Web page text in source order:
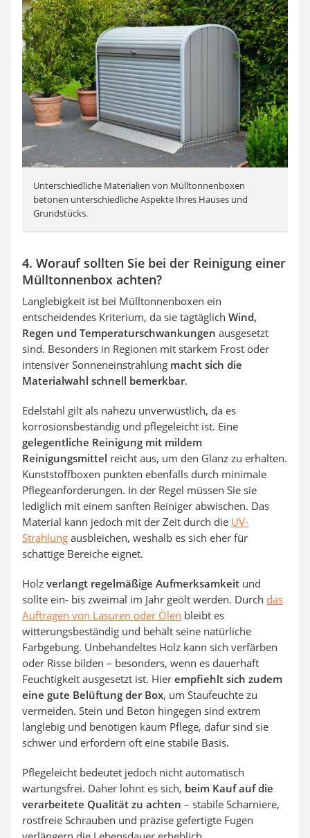
Unterschiedliche Materialien von Mülltonnenboxen
betonen unterschiedliche Aspekte Ihres Hauses und
Grundstücks.
4. Worauf sollten Sie bei der Reinigung einer
Mülltonnenbox achten?
Langlebigkeit ist bei Mülltonnenboxen ein
entscheidendes Kriterium, da sie tagtäglich Wind,
Regen und Temperaturschwankungen ausgesetzt
sind. Besonders in Regionen mit starkem Frost oder
intensiver Sonneneinstrahlung macht sich die
Materialwahl schnell bemerkbar.
Edelstahl gilt als nahezu unverwüstlich, da es
korrosionsbeständig und pflegeleicht ist. Eine
gelegentliche Reinigung mit mildem
Reinigungsmittel reicht aus, um den Glanz zu erhalten.
Kunststoffboxen punkten ebenfalls durch minimale
Pflegeanforderungen. In der Regel müssen Sie sie
lediglich mit einem sanften Reiniger abwischen. Das
Material kann jedoch mit der Zeit durch die UV-
Strahlung ausbleichen, weshalb es sich eher für
schattige Bereiche eignet.
Holz verlangt regelmäßige Aufmerksamkeit und
sollte ein- bis zweimal im Jahr geölt werden. Durch das
Auftragen von Lasuren oder Ölen bleibt es
witterungsbeständig und behält seine natürliche
Farbgebung. Unbehandeltes Holz kann sich verfärben
oder Risse bilden – besonders, wenn es dauerhaft
Feuchtigkeit ausgesetzt ist. Hier empfiehlt sich zudem
eine gute Belüftung der Box, um Staufeuchte zu
vermeiden. Stein und Beton hingegen sind extrem
langlebig und benötigen kaum Pflege, dafür sind sie
schwer und erfordern oft eine stabile Basis.
Pflegeleicht bedeutet jedoch nicht automatisch
wartungsfrei. Daher lohnt es sich, beim Kauf auf die
verarbeitete Qualität zu achten – stabile Scharniere,
rostfreie Schrauben und präzise gefertigte Fugen